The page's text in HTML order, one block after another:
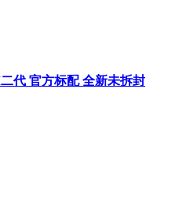
代 官方标配 全新未拆封